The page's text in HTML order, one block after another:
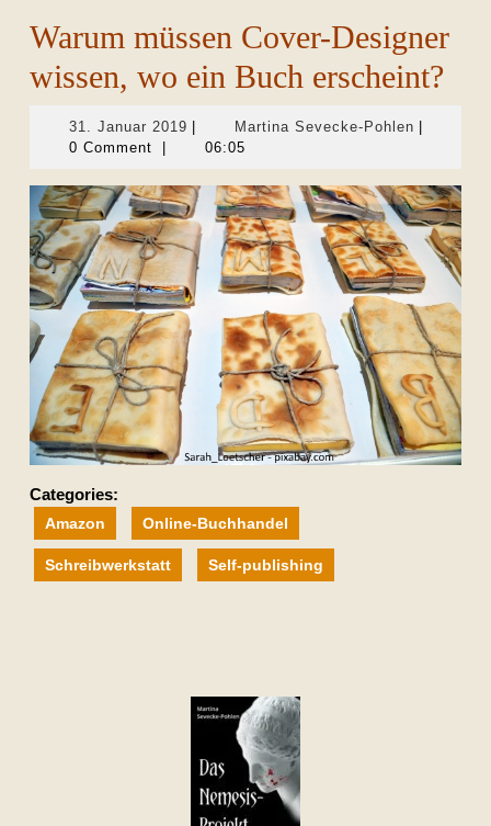
Warum müssen Cover-Designer
wissen, wo ein Buch erscheint?
31. Januar 2019 31.
Januar
Martina Sevecke-PohlenMartina
0 Comment
06:05
Categories:
Amazon Online-Buchhandel
Schreibwerkstatt Self-publishing